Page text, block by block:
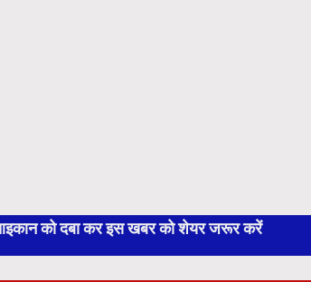
को दबा कर इस खबर को शेयर जरूर करें